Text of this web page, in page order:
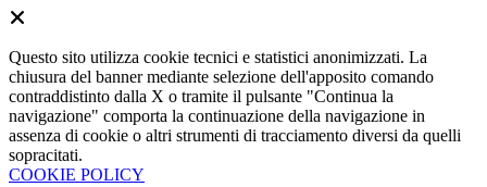
Questo sito utilizza cookie tecnici e statistici anonimizzati. La
chiusura del banner mediante selezione dell'apposito comando
contraddistinto dalla X o tramite il pulsante "Continua la
navigazione" comporta la continuazione della navigazione in
assenza di cookie o altri strumenti di tracciamento diversi da quelli
sopracitati.
COOKIE POLICY